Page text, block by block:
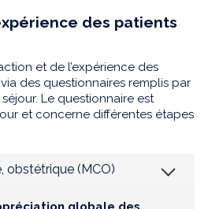
des patients
et de l’expérience des
des questionnaires remplis par
Le questionnaire est
et concerne différentes étapes
obstétrique (MCO)